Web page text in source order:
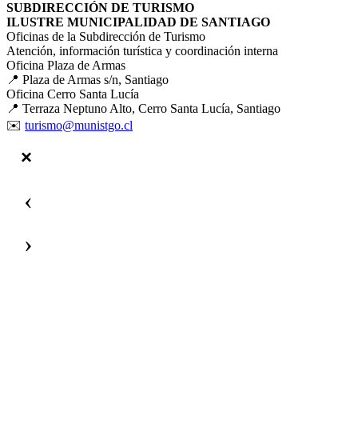
SUBDIRECCIÓN DE TURISMO
ILUSTRE MUNICIPALIDAD DE SANTIAGO
Oficinas de la Subdirección de Turismo
Atención, información turística y coordinación interna
Oficina Plaza de Armas
📍 Plaza de Armas s/n, Santiago
Oficina Cerro Santa Lucía
📍 Terraza Neptuno Alto, Cerro Santa Lucía, Santiago
✉️ turismo@munistgo.cl
‹
›